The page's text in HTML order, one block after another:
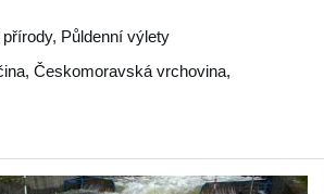
Půldenní výlety
, Českomoravská vrchovina,